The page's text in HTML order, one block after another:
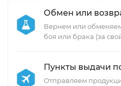
Обмен или
Вернем или
боя или брака (за
Пункты выдачи
Отправляем